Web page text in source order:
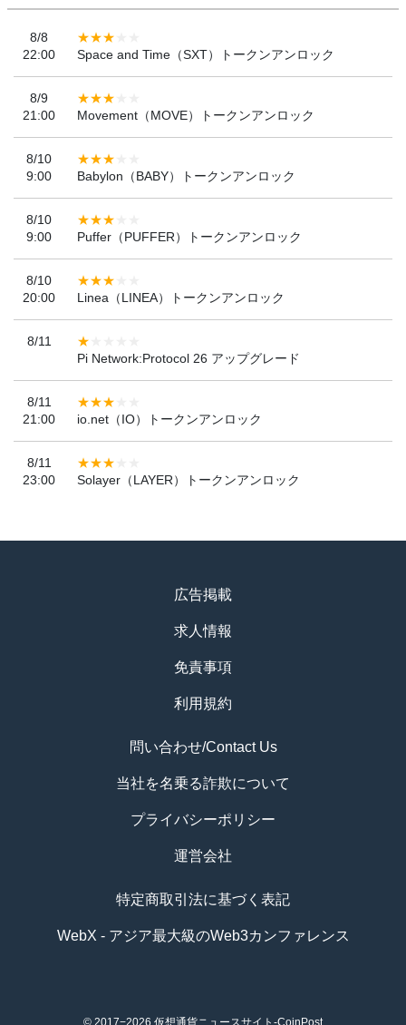
8/8
22:00
Space and Time（SXT）トークンアンロック
8/9
21:00
Movement（MOVE）トークンアンロック
8/10
9:00
Babylon（BABY）トークンアンロック
8/10
9:00
Puffer（PUFFER）トークンアンロック
8/10
20:00
Linea（LINEA）トークンアンロック
8/11
Pi Network:Protocol 26 アップグレード
8/11
21:00
io.net（IO）トークンアンロック
8/11
23:00
Solayer（LAYER）トークンアンロック
広告掲載
求人情報
免責事項
利用規約
問い合わせ/Contact Us
当社を名乗る詐欺について
プライバシーポリシー
運営会社
特定商取引法に基づく表記
WebX - アジア最大級のWeb3カンファレンス